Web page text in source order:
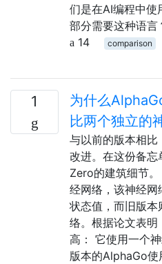
们是在AI编程中
部分需要这种语言
14
comparison
1
为什么
比两个独立的
与以前的版本相
改进。在这份备
Zero的建筑细节
经网络，该神经网
状态值，而旧版本
络。根据论文表明
高： 它使用一个
版本的AlphaGo使